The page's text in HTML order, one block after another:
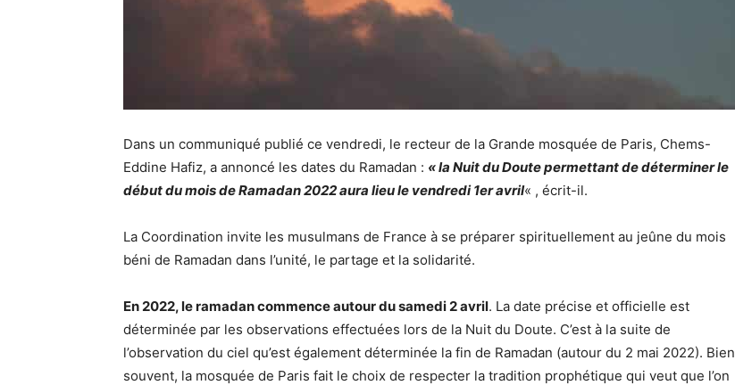
Dans un communiqué publié ce vendredi, le recteur de la Grande mosquée de Paris, Chems-
Eddine Hafiz, a annoncé les dates du Ramadan : « la Nuit du Doute permettant de déterminer le
début du mois de Ramadan 2022 aura lieu le vendredi 1er avril« , écrit-il.
La Coordination invite les musulmans de France à se préparer spirituellement au jeûne du mois
béni de Ramadan dans l’unité, le partage et la solidarité.
En 2022, le ramadan commence autour du samedi 2 avril. La date précise et officielle est
déterminée par les observations effectuées lors de la Nuit du Doute. C’est à la suite de
l’observation du ciel qu’est également déterminée la fin de Ramadan (autour du 2 mai 2022). Bien
souvent, la mosquée de Paris fait le choix de respecter la tradition prophétique qui veut que l’on